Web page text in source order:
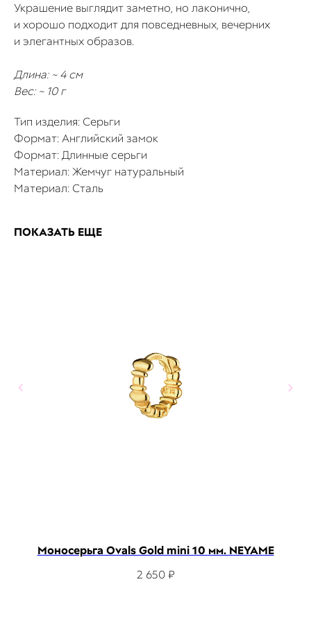
Украшение выглядит заметно, но лаконично,
и хорошо подходит для повседневных, вечерних
и элегантных образов.
Длина: ~ 4 см
Вес: ~ 10 г
Тип изделия: Серьги
Формат: Английский замок
Формат: Длинные серьги
Материал: Жемчуг натуральный
Материал: Сталь
ПОКАЗАТЬ ЕЩЕ
Моносерьга Ovals Gold mini 10 мм. NEYAME
2 650 ₽